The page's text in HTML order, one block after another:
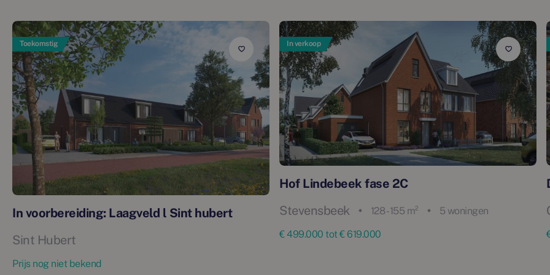
Toekomstig
In voorbereiding: Laagveld l Sint hubert
Sint Hubert
Prijs nog niet bekend
In verkoop
Hof Lindebeek fase 2C
Stevensbeek
128 - 155 m²
5 woningen
€ 499.000 tot € 619.000